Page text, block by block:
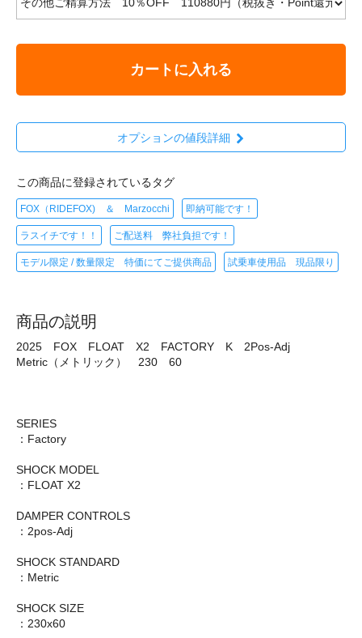
カートに入れる
オプションの値段詳細
この商品に登録されているタグ
FOX（RIDEFOX) ＆ Marzocchi 即納可能です！
ラスイチです！！ ご配送料 弊社負担です！
モデル限定 / 数量限定 特価にてご提供商品 試乗車使用品 現品限り
商品の説明
2025 FOX FLOAT X2 FACTORY K 2Pos-Adj
Metric（メトリック） 230 60
SERIES
：Factory
SHOCK MODEL
：FLOAT X2
DAMPER CONTROLS
：2pos-Adj
SHOCK STANDARD
：Metric
SHOCK SIZE
：230x60